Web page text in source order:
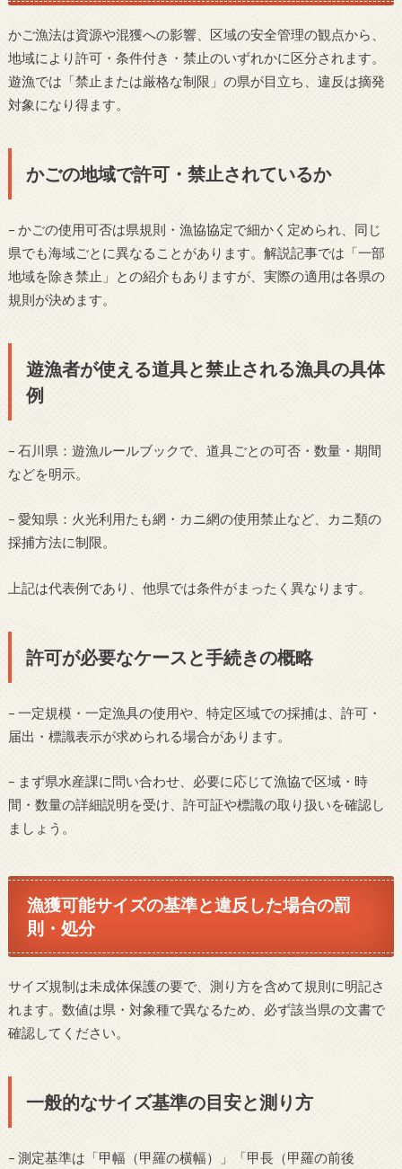
かご漁法は資源や混獲への影響、区域の安全管理の観点から、
地域により許可・条件付き・禁止のいずれかに区分されます。
遊漁では「禁止または厳格な制限」の県が目立ち、違反は摘発
対象になり得ます。
かごの地域で許可・禁止されているか
– かごの使用可否は県規則・漁協協定で細かく定められ、同じ
県でも海域ごとに異なることがあります。解説記事では「一部
地域を除き禁止」との紹介もありますが、実際の適用は各県の
規則が決めます。
遊漁者が使える道具と禁止される漁具の具体
例
– 石川県：遊漁ルールブックで、道具ごとの可否・数量・期間
などを明示。
– 愛知県：火光利用たも網・カニ網の使用禁止など、カニ類の
採捕方法に制限。
上記は代表例であり、他県では条件がまったく異なります。
許可が必要なケースと手続きの概略
– 一定規模・一定漁具の使用や、特定区域での採捕は、許可・
届出・標識表示が求められる場合があります。
– まず県水産課に問い合わせ、必要に応じて漁協で区域・時
間・数量の詳細説明を受け、許可証や標識の取り扱いを確認し
ましょう。
漁獲可能サイズの基準と違反した場合の罰
則・処分
サイズ規制は未成体保護の要で、測り方を含めて規則に明記さ
れます。数値は県・対象種で異なるため、必ず該当県の文書で
確認してください。
一般的なサイズ基準の目安と測り方
– 測定基準は「甲幅（甲羅の横幅）」「甲長（甲羅の前後